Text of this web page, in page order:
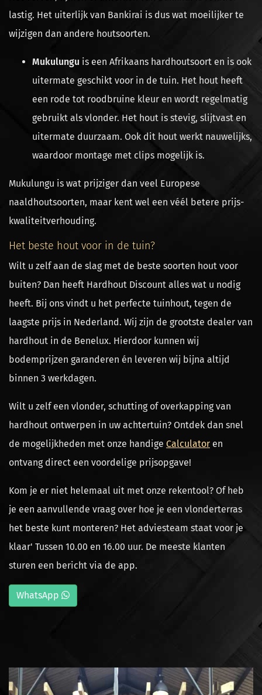
lastig. Het uiterlijk van Bankirai is dus wat moeilijker te
wijzigen dan andere houtsoorten.
Mukulungu is een Afrikaans hardhoutsoort en is ook
uitermate geschikt voor in de tuin. Het hout heeft
een rode tot roodbruine kleur en wordt regelmatig
gebruikt als vlonder. Het hout is stevig, slijtvast en
uitermate duurzaam. Ook dit hout werkt nauwelijks,
waardoor montage met clips mogelijk is.
Mukulungu is wat prijziger dan veel Europese
naaldhoutsoorten, maar kent wel een véél betere prijs-
kwaliteitverhouding.
Het beste hout voor in de tuin?
Wilt u zelf aan de slag met de beste soorten hout voor
buiten? Dan heeft Hardhout Discount alles wat u nodig
heeft. Bij ons vindt u het perfecte tuinhout, tegen de
laagste prijs in Nederland. Wij zijn de grootste dealer van
hardhout in de Benelux. Hierdoor kunnen wij
bodemprijzen garanderen én leveren wij bijna altijd
binnen 3 werkdagen.
Wilt u zelf een vlonder, schutting of overkapping van
hardhout ontwerpen in uw achtertuin? Ontdek dan snel
de mogelijkheden met onze handige Calculator en
ontvang direct een voordelige prijsopgave!
Kom je er niet helemaal uit met onze rekentool? Of heb
je een aanvullende vraag over hoe je een vlonderterras
het beste kunt monteren? Het adviesteam staat voor je
klaar' Tussen 10.00 en 16.00 uur. De meeste klanten
sturen een bericht via de app.
WhatsApp